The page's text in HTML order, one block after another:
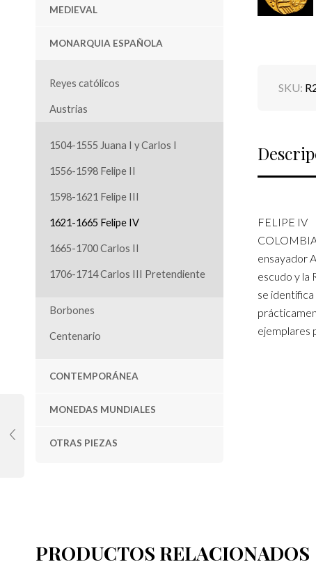
MEDIEVAL
MONARQUIA ESPAÑOLA
Reyes católicos
Austrias
1504-1555 Juana I y Carlos I
1556-1598 Felipe II
1598-1621 Felipe III
1621-1665 Felipe IV
1665-1700 Carlos II
1706-1714 Carlos III Pretendiente
Borbones
Centenario
CONTEMPORÁNEA
MONEDAS MUNDIALES
OTRAS PIEZAS
SKU:
FELIPE IV
ensayador
escudo y la
se
ejemplares
PRODUCTOS RELACIONADOS